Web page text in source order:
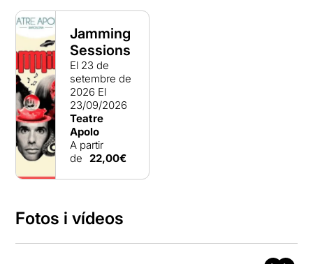
Jamming
Sessions
El 23 de
setembre de
2026 El
23/09/2026
Teatre
Apolo
A partir
de 22,00€
Fotos i vídeos